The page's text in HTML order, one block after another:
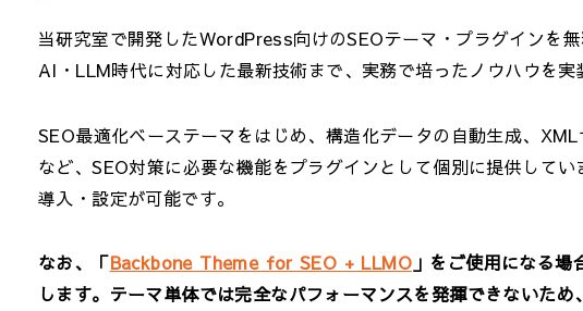
当研究室で開発したWordPress向けのSEOテーマ・プラグインを
AI・LLM時代に対応した最新技術まで、実務で培ったノウハウを実
SEO最適化ベーステーマをはじめ、構造化データの自動生成、
など、SEO対策に必要な機能をプラグインとして個別に提供して
導入・設定が可能です。
なお、「Backbone Theme for SEO + LLMO 」をご使用になる
します。テーマ単体では完全なパフォーマンスを発揮できないた